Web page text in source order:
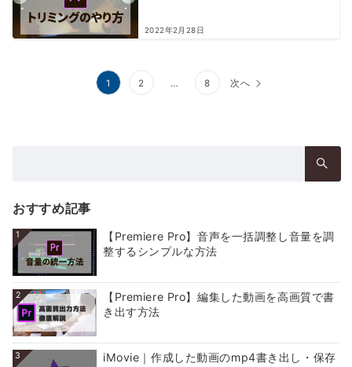
2022年2月28日
1 2 … 8 次へ
おすすめ記事
1
【Premiere Pro】音声を一括調整し音量を調
整するシンプルな方法
2
【Premiere Pro】編集した動画を高画質で書
き出す方法
3
iMovie｜作成した動画のmp4書き出し・保存